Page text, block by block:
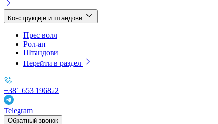
Конструкције и штандови
Прес волл
Рол-ап
Штандови
Перейти в раздел
+381 653 196822
Telegram
Обратный звонок